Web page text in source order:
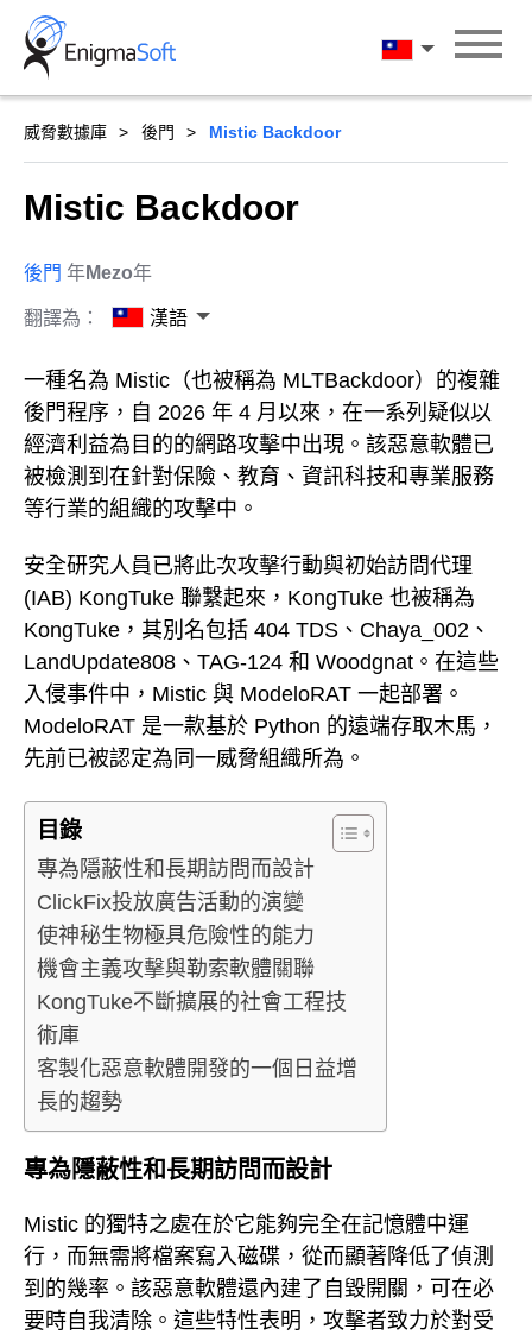
Skip
content
漢語
威脅數據庫 後門 Mistic Backdoor
Mistic Backdoor
後門 年Mezo年
翻譯為： 漢語
一種名為 Mistic（也被稱為 MLTBackdoor）的複雜
後門程序，自 2026 年 4 月以來，在一系列疑似以
經濟利益為目的的網路攻擊中出現。該惡意軟體已
被檢測到在針對保險、教育、資訊科技和專業服務
等行業的組織的攻擊中。
安全研究人員已將此次攻擊行動與初始訪問代理
(IAB) KongTuke 聯繫起來，KongTuke 也被稱為
KongTuke，其別名包括 404 TDS、Chaya_002、
LandUpdate808、TAG-124 和 Woodgnat。在這些
入侵事件中，Mistic 與 ModeloRAT 一起部署。
ModeloRAT 是一款基於 Python 的遠端存取木馬，
先前已被認定為同一威脅組織所為。
目錄
專為隱蔽性和長期訪問而設計
ClickFix投放廣告活動的演變
使神秘生物極具危險性的能力
機會主義攻擊與勒索軟體關聯
KongTuke不斷擴展的社會工程技
術庫
客製化惡意軟體開發的一個日益增
長的趨勢
專為隱蔽性和長期訪問而設計
Mistic 的獨特之處在於它能夠完全在記憶體中運
行，而無需將檔案寫入磁碟，從而顯著降低了偵測
到的幾率。該惡意軟體還內建了自毀開關，可在必
要時自我清除。這些特性表明，攻擊者致力於對受